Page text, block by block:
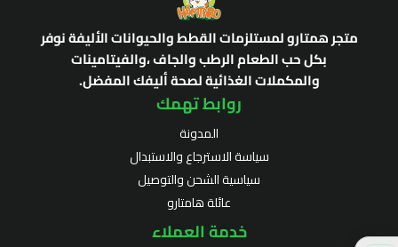
متجر همتارو لمستلزمات القطط والحيوانات الأليفة نوفر
بكل حب الطعام الرطب والجاف ،والفيتامينات
والمكملات الغذائية لصحة أليفك المفضل.
روابط تهمك
المدونة
سياسة الاسترجاع والاستبدال
سياسية الشحن والتوصيل
عائلة هامتارو
خدمة العملاء